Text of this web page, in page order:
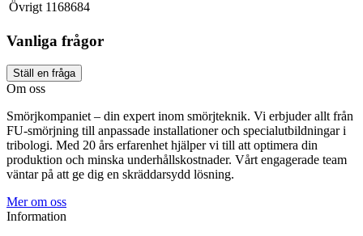
Övrigt 1168684
Vanliga frågor
Ställ en fråga
Om oss
Smörjkompaniet – din expert inom smörjteknik. Vi erbjuder allt från
FU-smörjning till anpassade installationer och specialutbildningar i
tribologi. Med 20 års erfarenhet hjälper vi till att optimera din
produktion och minska underhållskostnader. Vårt engagerade team
väntar på att ge dig en skräddarsydd lösning.
Mer om oss
Information